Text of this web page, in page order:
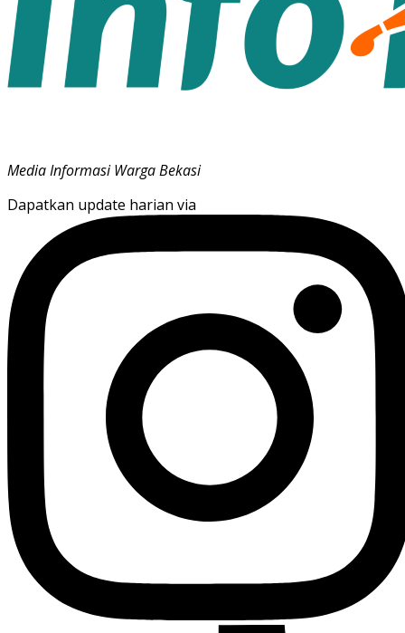
Media Informasi Warga Bekasi
Dapatkan update harian via